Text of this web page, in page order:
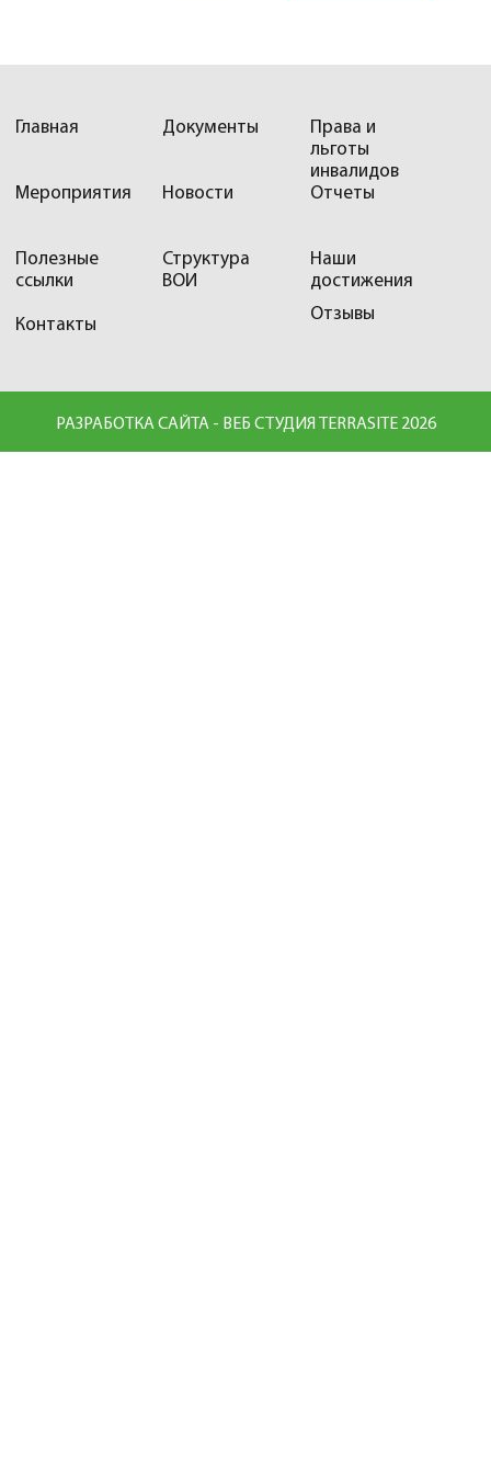
Главная Документы
Права и
льготы
инвалидов
Мероприятия
Новости Отчеты
Полезные
ссылки
Структура
ВОИ
Наши
достижения
Отзывы
Контакты
РАЗРАБОТКА САЙТА - ВЕБ СТУДИЯ TERRASITE 2026